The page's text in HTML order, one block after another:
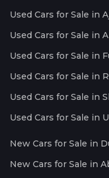
Used Cars for Sale in
Used Cars for Sale in
Used Cars for Sale in
Used Cars for Sale in
Used Cars for Sale in
Used Cars for Sale in
New Cars for Sale in
New Cars for Sale in